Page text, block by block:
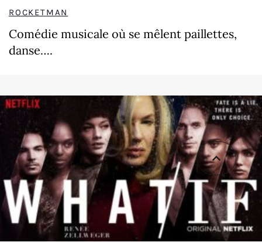
ROCKETMAN
Comédie musicale où se mêlent paillettes,
danse….